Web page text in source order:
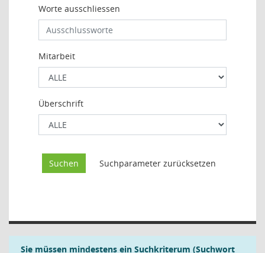
Worte ausschliessen
Mitarbeit
Überschrift
Sie müssen mindestens ein Suchkriterum (Suchwort